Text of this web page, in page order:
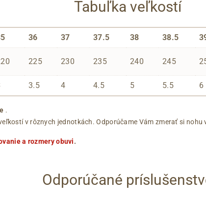
Tabuľka veľkostí
36 37 37.5 38 38.5
225 230 235 240 245
3.5 4 4.5 5 5.5 6
.
v rôznych jednotkách. Odporúčame Vám zmerať si nohu
a rozmery obuvi.
Odporúčané